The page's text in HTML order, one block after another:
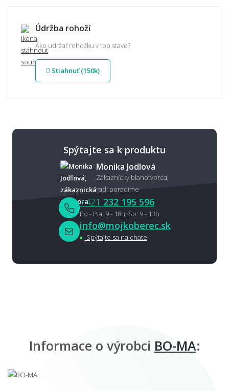
Údržba rohoží
Ako udržať rohožku v top stave?
Stiahnuť (150k)
Spýtajte sa k produktu
Monika Jodlová
Zákaznícky blahotvorca,
radi poradíme
+421 232 195 596
Po - Pia: 9 - 18h, So: 9 - 13h
info@mojkoberec.sk
Spýtajte sa na chate
Informace o výrobci BO-MA: